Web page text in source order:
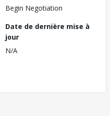
Begin Negotiation
Date de dernière mise à
jour
N/A